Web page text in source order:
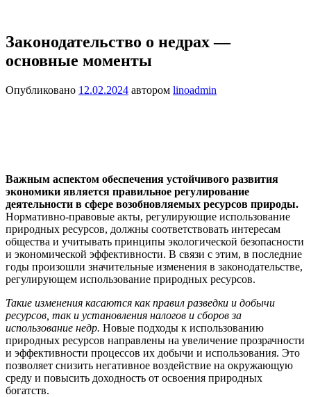
Законодательство о недрах —
основные моменты
Опубликовано 12.02.2024 автором linoadmin
Важным аспектом обеспечения устойчивого развития
экономики является правильное регулирование
деятельности в сфере возобновляемых ресурсов природы.
Нормативно-правовые акты, регулирующие использование
природных ресурсов, должны соответствовать интересам
общества и учитывать принципы экологической безопасности
и экономической эффективности. В связи с этим, в последние
годы произошли значительные изменения в законодательстве,
регулирующем использование природных ресурсов.
Такие изменения касаются как правил разведки и добычи
ресурсов, так и установления налогов и сборов за
использование недр. Новые подходы к использованию
природных ресурсов направлены на увеличение прозрачности
и эффективности процессов их добычи и использования. Это
позволяет снизить негативное воздействие на окружающую
среду и повысить доходность от освоения природных
богатств.